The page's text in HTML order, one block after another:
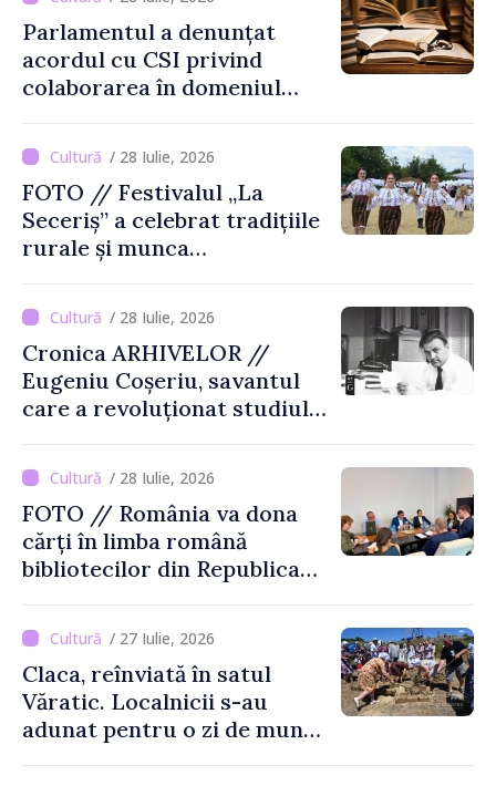
Parlamentul a denunțat
acordul cu CSI privind
colaborarea în domeniul
/ 28 Iulie, 2026
FOTO // Festivalul „La
Seceriș” a celebrat tradițiile
rurale și munca
/ 28 Iulie, 2026
Cronica ARHIVELOR //
Eugeniu Coșeriu, savantul
care a revoluționat studiul
/ 28 Iulie, 2026
FOTO // România va dona
cărți în limba română
bibliotecilor din Republica
/ 27 Iulie, 2026
Claca, reînviată în satul
Văratic. Localnicii s-au
adunat pentru o zi de muncă